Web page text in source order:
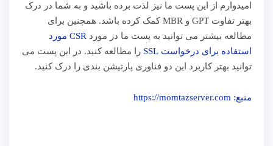
امیدوارم از این پست ما نیز لذت برده باشید و به شما در درک
بهتر تفاوت GPT و MBR کمک کرده باشد. همچنین برای
مطالعه بیشتر می توانید به پست ما در مورد
CSR مورد
استفاده برای درخواست SSL
را مطالعه کنید. در این پست می
توانید بهتر کاربرد این دو فناوری پارتیشن بندی را درک کنید.
منبع: https://momtazserver.com